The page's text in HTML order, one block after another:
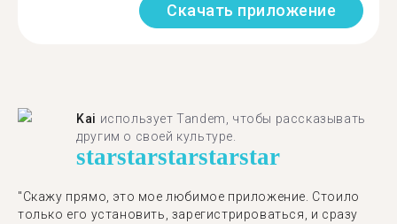
Скачать приложение
Kai использует Tandem, чтобы рассказывать
другим о своей культуре.
starstarstarstarstar
"Скажу прямо, это мое любимое приложение. Стоило
только его установить, зарегистрироваться, и сразу